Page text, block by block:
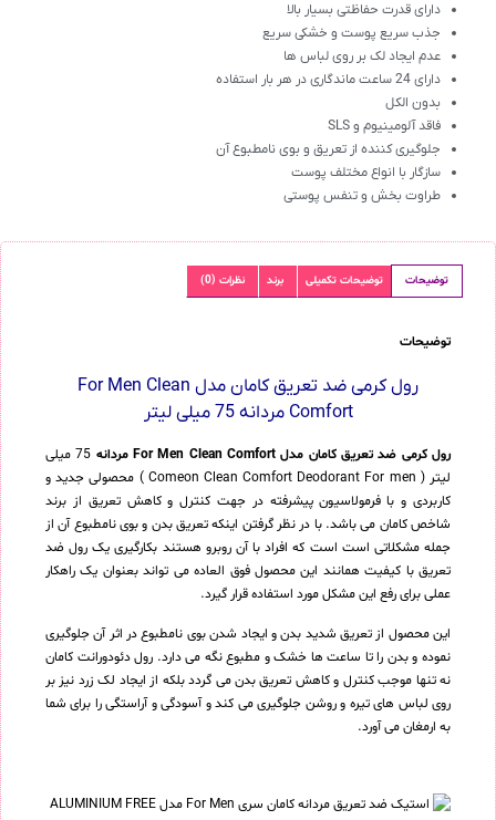
دارای قدرت حفاظتی بسیار بالا
جذب سریع پوست و خشکی سریع
عدم ایجاد لک بر روی لباس ها
دارای 24 ساعت ماندگاری در هر بار استفاده
بدون الکل
فاقد آلومینیوم و SLS
جلوگیری کننده از تعریق و بوی نامطبوع آن
سازگار با انواع مختلف پوست
طراوت بخش و تنفس پوستی
توضیحات توضیحات تکمیلی برند نظرات (0)
توضیحات
رول کرمی ضد تعریق کامان مدل For Men Clean
Comfort مردانه 75 میلی لیتر
رول کرمی ضد تعریق کامان مدل For Men Clean Comfort مردانه
75 میلی
لیتر ( Comeon Clean Comfort Deodorant For men ) محصولی جدید و
کاربردی و با فرمولاسیون پیشرفته در جهت کنترل و کاهش تعریق از برند
شاخص کامان می باشد. با در نظر گرفتن اینکه تعریق بدن و بوی نامطبوع آن از
جمله مشکلاتی است است که افراد با آن روبرو هستند بکارگیری یک رول ضد
تعریق با کیفیت همانند این محصول فوق العاده می تواند بعنوان یک راهکار
عملی برای رفع این مشکل مورد استفاده قرار گیرد.
این محصول از تعریق شدید بدن و ایجاد شدن بوی نامطبوع در اثر آن جلوگیری
نموده و بدن را تا ساعت ها خشک و مطبوع نگه می دارد. رول دئودورانت کامان
نه تنها موجب کنترل و کاهش تعریق بدن می گردد بلکه از ایجاد لک زرد نیز بر
روی لباس های تیره و روشن جلوگیری می کند و آسودگی و آراستگی را برای شما
به ارمغان می آورد.